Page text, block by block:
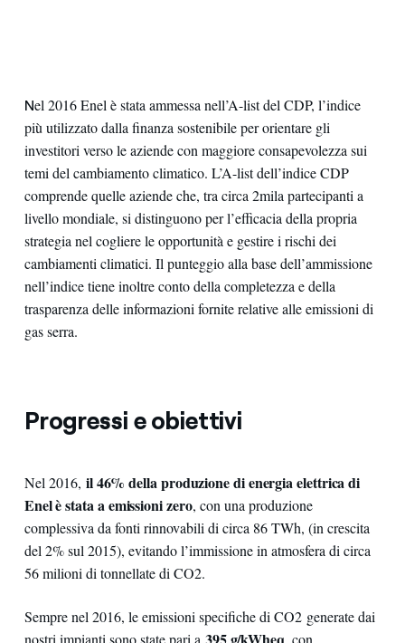
Nel 2016 Enel è stata ammessa nell’A-list del CDP, l’indice
più utilizzato dalla finanza sostenibile per orientare gli
investitori verso le aziende con maggiore consapevolezza sui
temi del cambiamento climatico. L’A-list dell’indice CDP
comprende quelle aziende che, tra circa 2mila partecipanti a
livello mondiale, si distinguono per l’efficacia della propria
strategia nel cogliere le opportunità e gestire i rischi dei
cambiamenti climatici. Il punteggio alla base dell’ammissione
nell’indice tiene inoltre conto della completezza e della
trasparenza delle informazioni fornite relative alle emissioni di
gas serra.
Progressi e obiettivi
Nel 2016, il 46% della produzione di energia elettrica di
Enel è stata a emissioni zero, con una produzione
complessiva da fonti rinnovabili di circa 86 TWh, (in crescita
del 2% sul 2015), evitando l’immissione in atmosfera di circa
56 milioni di tonnellate di CO2.
Sempre nel 2016, le emissioni specifiche di CO2 generate dai
nostri impianti sono state pari a
, con